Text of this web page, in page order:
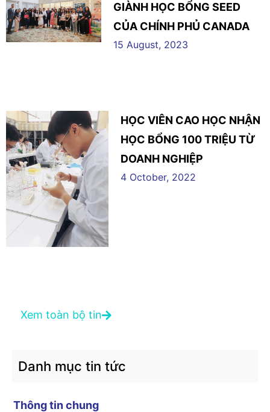
GIÀNH HỌC BỔNG SEED
CỦA CHÍNH PHỦ CANADA
15 August, 2023
HỌC VIÊN CAO HỌC NHẬN
HỌC BỔNG 100 TRIỆU TỪ
DOANH NGHIỆP
4 October, 2022
Xem toàn bộ tin
Danh mục tin tức
Thông tin chung